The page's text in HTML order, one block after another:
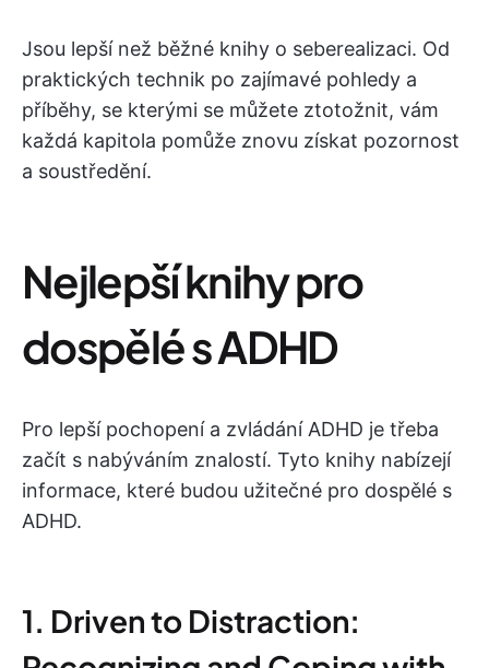
Jsou lepší než běžné knihy o seberealizaci. Od
praktických technik po zajímavé pohledy a
příběhy, se kterými se můžete ztotožnit, vám
každá kapitola pomůže znovu získat pozornost
a soustředění.
Nejlepší knihy pro
dospělé s ADHD
Pro lepší pochopení a zvládání ADHD je třeba
začít s nabýváním znalostí. Tyto knihy nabízejí
informace, které budou užitečné pro dospělé s
ADHD.
1. Driven to Distraction: